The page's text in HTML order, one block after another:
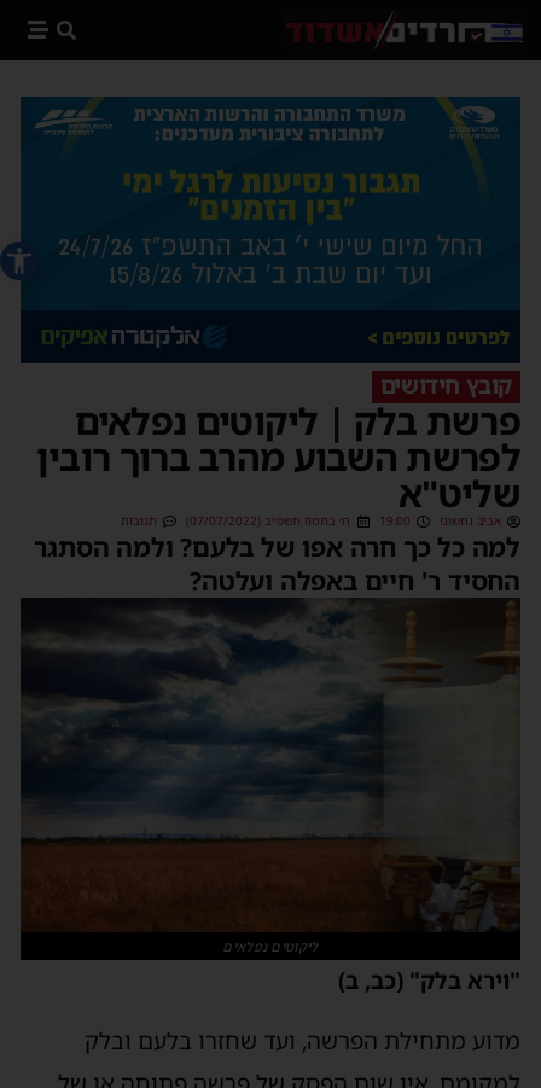
פתח
קובץ חידושים
פרשת בלק | ליקוטים נפלאים
לפרשת השבוע מהרב ברוך רובין
שליט"א
אביב נחשוני 19:00 ח׳ בתמוז תשפ״ב (07/07/2022) תגובות
למה כל כך חרה אפו של בלעם? ולמה הסתגר
החסיד ר' חיים באפלה ועלטה?
ליקוטים נפלאים
"וירא בלק" (כב, ב)
מדוע מתחילת הפרשה, ועד שחזרו בלעם ובלק